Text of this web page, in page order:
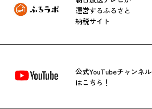
運営するふるさと
納税サイト
公式YouTubeチャンネル
はこちら！